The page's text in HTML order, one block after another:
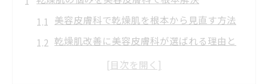
美容皮膚科で乾燥肌を根本から見直す方法
乾燥肌改善に美容皮膚科が選ばれる理由と